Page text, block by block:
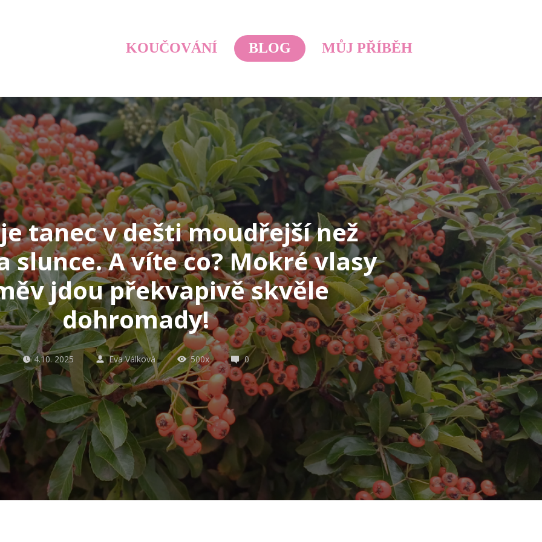
KOUČOVÁNÍ BLOG MŮJ PŘÍBĚH
tanec v dešti moudřejší než
slunce. A víte co? Mokré vlasy
jdou překvapivě skvěle
dohromady!
4.10. 2025 Eva Válková 500x 0